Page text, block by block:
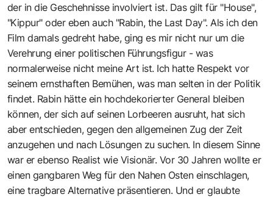
der in die Geschehnisse involviert ist. Das gilt für "House",
"Kippur" oder eben auch "Rabin, the Last Day". Als ich den
Film damals gedreht habe, ging es mir nicht nur um die
Verehrung einer politischen Führungsfigur - was
normalerweise nicht meine Art ist. Ich hatte Respekt vor
seinem ernsthaften Bemühen, was man selten in der Politik
findet. Rabin hätte ein hochdekorierter General bleiben
können, der sich auf seinen Lorbeeren ausruht, hat sich
aber entschieden, gegen den allgemeinen Zug der Zeit
anzugehen und nach Lösungen zu suchen. In diesem Sinne
war er ebenso Realist wie Visionär. Vor 30 Jahren wollte er
einen gangbaren Weg für den Nahen Osten einschlagen,
eine tragbare Alternative präsentieren. Und er glaubte